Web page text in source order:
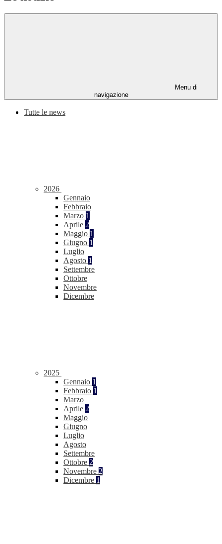
Menu di
navigazione
Tutte le news
2026
Gennaio
Febbraio
Marzo 1
Aprile 2
Maggio 1
Giugno 1
Luglio
Agosto 1
Settembre
Ottobre
Novembre
Dicembre
2025
Gennaio 1
Febbraio 1
Marzo
Aprile 2
Maggio
Giugno
Luglio
Agosto
Settembre
Ottobre 2
Novembre 2
Dicembre 1